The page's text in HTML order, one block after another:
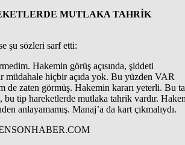
MUTLAKA TAHRİK
şu sözleri sarf etti:
Hakemin görüş açısında, şiddeti
müdahale hiçbir açıda yok. Bu yüzden VAR
de zaten görmüş. Hakemin kararı yeterli. Bu
bu tip hareketlerde mutlaka tahrik vardır.
anlayamamış. Manaj’a da kart çıkmalıydı.